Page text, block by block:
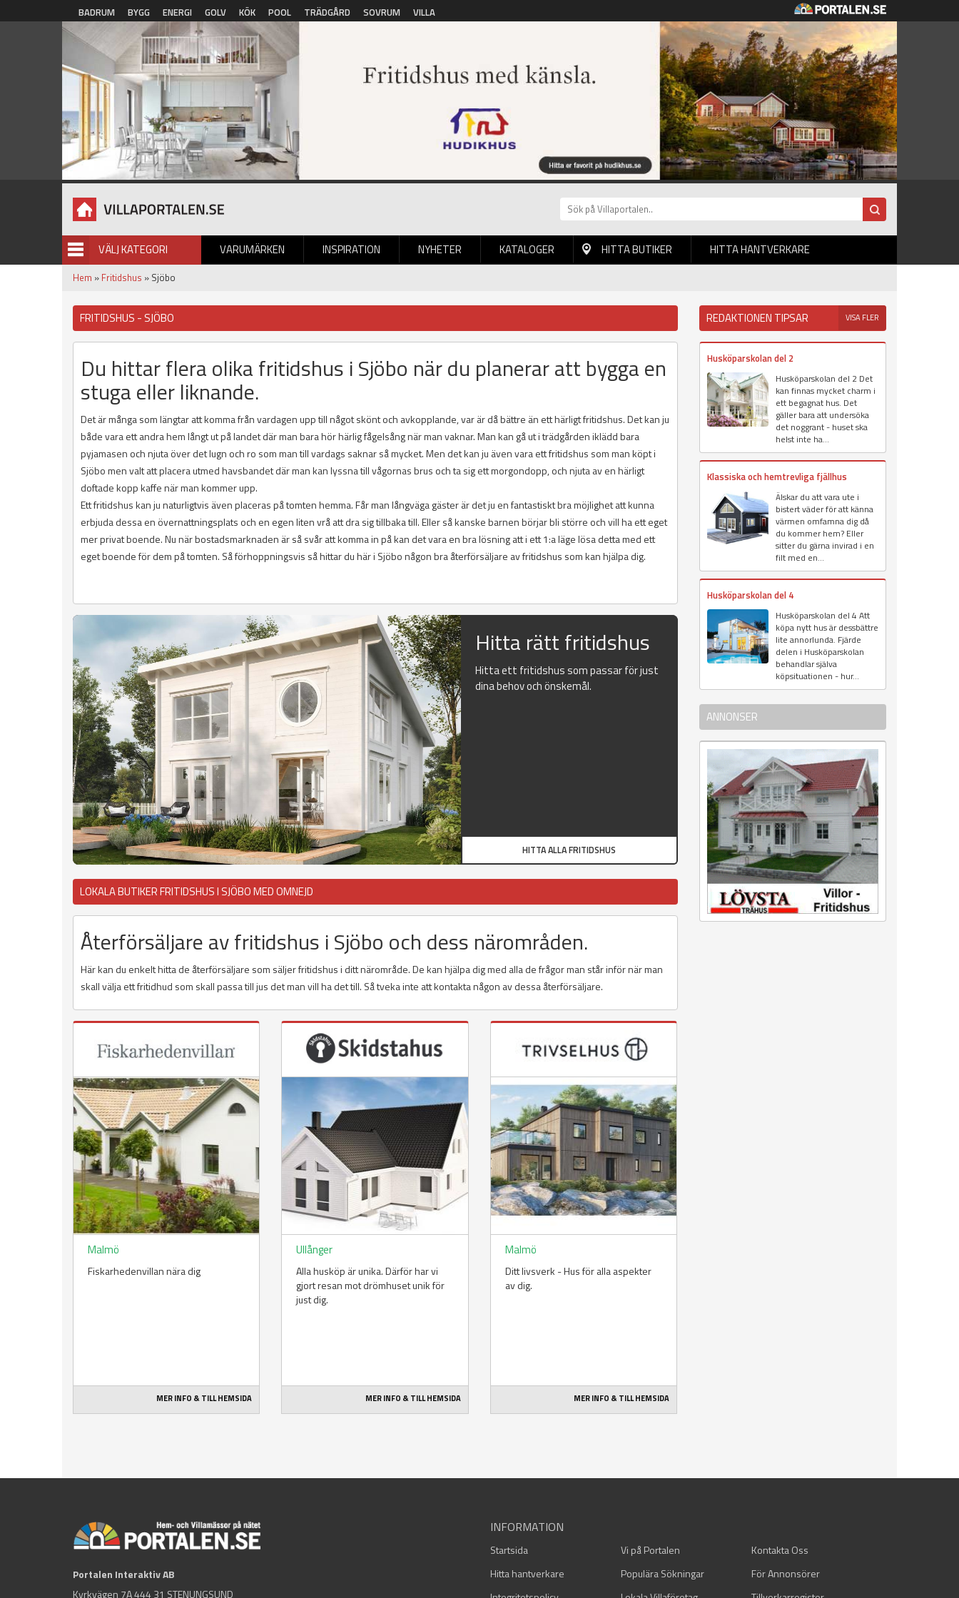
Hoppa till huvudinnehåll
BADRUM BYGG ENERGI GOLV KÖK POOL TRÄDGÅRD SOVRUM VILLA
VÄLJ KATEGORI VARUMÄRKEN INSPIRATION NYHETER
BILDGALLERI KATALOGER HITTA BUTIKER HITTA HANTVERKARE
Hem » Fritidshus » Sjöbo
FRITIDSHUS - SJÖBO
Du hittar flera olika fritidshus i Sjöbo när du planerar att bygga en
stuga eller liknande.
Det är många som längtar att komma från vardagen upp till något skönt och avkopplande, var är då bättre än ett härligt fritidshus. Det kan ju
både vara ett andra hem långt ut på landet där man bara hör härlig fågelsång när man vaknar. Man kan gå ut i trädgården iklädd bara
pyjamasen och njuta över det lugn och ro som man till vardags saknar så mycket. Men det kan ju även vara ett fritidshus som man köpt i
Sjöbo men valt att placera utmed havsbandet där man kan lyssna till vågornas brus och ta sig ett morgondopp, och njuta av en härligt
doftade kopp kaffe när man kommer upp.
Ett fritidshus kan ju naturligtvis även placeras på tomten hemma. Får man långväga gäster är det ju en fantastiskt bra möjlighet att kunna
erbjuda dessa en övernattningsplats och en egen liten vrå att dra sig tillbaka till. Eller så kanske barnen börjar bli större och vill ha ett eget
mer privat boende. Nu när bostadsmarknaden är så svår att komma in på kan det vara en bra lösning att i ett 1:a läge lösa detta med ett
eget boende för dem på tomten. Så förhoppningsvis så hittar du här i Sjöbo någon bra återförsäljare av fritidshus som kan hjälpa dig.
Hitta rätt fritidshus
Hitta ett fritidshus som passar för just
dina behov och önskemål.
HITTA ALLA FRITIDSHUS
LOKALA BUTIKER FRITIDSHUS I SJÖBO MED OMNEJD
Återförsäljare av fritidshus i Sjöbo och dess närområden.
Här kan du enkelt hitta de återförsäljare som säljer fritidshus i ditt närområde. De kan hjälpa dig med alla de frågor man står inför när man
skall välja ett fritidhud som skall passa till jus det man vill ha det till. Så tveka inte att kontakta någon av dessa återförsäljare.
Malmö
Fiskarhedenvillan nära dig
MER INFO & TILL HEMSIDA
Ullånger
Alla husköp är unika. Därför har vi
gjort resan mot drömhuset unik för
just dig.
MER INFO & TILL HEMSIDA
Malmö
Ditt livsverk - Hus för alla aspekter
av dig.
MER INFO & TILL HEMSIDA
REDAKTIONEN TIPSAR VISA FLER
Husköparskolan del 2
Husköparskolan del 2 Det
kan finnas mycket charm i
ett begagnat hus. Det
gäller bara att undersöka
det noggrant - huset ska
helst inte ha...
Klassiska och hemtrevliga fjällhus
Älskar du att vara ute i
bistert väder för att känna
värmen omfamna dig då
du kommer hem? Eller
sitter du gärna invirad i en
filt med en...
Husköparskolan del 4
Husköparskolan del 4 Att
köpa nytt hus är dessbättre
lite annorlunda. Fjärde
delen i Husköparskolan
behandlar själva
köpsituationen - hur...
ANNONSER
Portalen Interaktiv AB
Kyrkvägen 7A 444 31 STENUNGSUND
INFORMATION
Startsida Vi på Portalen
Kontakta Oss
Hitta hantverkare
Populära Sökningar
För Annonsörer